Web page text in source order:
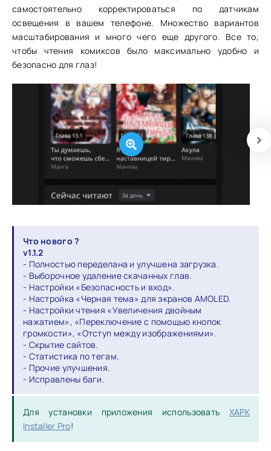
самостоятельно корректироваться по датчикам
освещения в вашем телефоне. Множество вариантов
масштабирования и много чего еще другого. Все то,
чтобы чтения комиксов было максимально удобно и
безопасно для глаз!
Что нового ?
v1.1.2
- Полностью переделана и улучшена загрузка.
- Выборочное удаление скачанных глав.
- Настройки «Безопасность и вход».
- Настройка «Черная тема» для экранов AMOLED.
- Настройки чтения «Увеличения двойным
нажатием», «Переключение с помощью кнопок
громкости», «Отступ между изображениями».
- Скрытие сайтов.
- Статистика по тегам.
- Прочие улучшения.
- Исправлены баги.
Для установки приложения использовать XAPK
Installer Pro!